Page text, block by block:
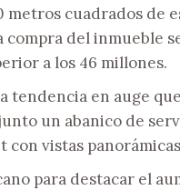
metros cuadrados de
del inmueble
a los 46 millones.
tendencia en auge
un abanico de
vistas panorámicas
para destacar el